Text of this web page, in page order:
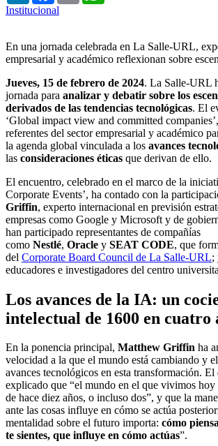
Institucional
En una jornada celebrada en La Salle-URL,
empresarial y académico reflexionan sobre
Jueves, 15 de febrero de 2024. La Salle-URL
jornada para analizar y debatir sobre los
derivados de las tendencias tecnológicas. El
‘Global impact view and committed
referentes del sector empresarial y académico
la agenda global vinculada a los avances
las consideraciones éticas que derivan de ello.
El encuentro, celebrado en el marco de la
Corporate Events’, ha contado con la
Griffin, experto internacional en previsión
empresas como Google y Microsoft y de
han participado representantes de compañías
como Nestlé, Oracle y SEAT CODE, que
del Corporate Board Council de La Salle-URL;
educadores e investigadores del centro
Los avances de la IA: un
intelectual de 1600 en cuatro
En la ponencia principal, Matthew Griffin ha
velocidad a la que el mundo está cambiando y
avances tecnológicos en esta transformación. El
explicado que “el mundo en el que vivimos
de hace diez años, o incluso dos”, y que la
ante las cosas influye en cómo se actúa
mentalidad sobre el futuro importa: cómo
te sientes, que influye en cómo actúas”.